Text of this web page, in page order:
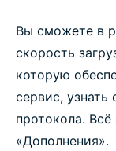
Вы сможете в
скорость
которую
сервис, узнать
протокола.
«Дополнения».